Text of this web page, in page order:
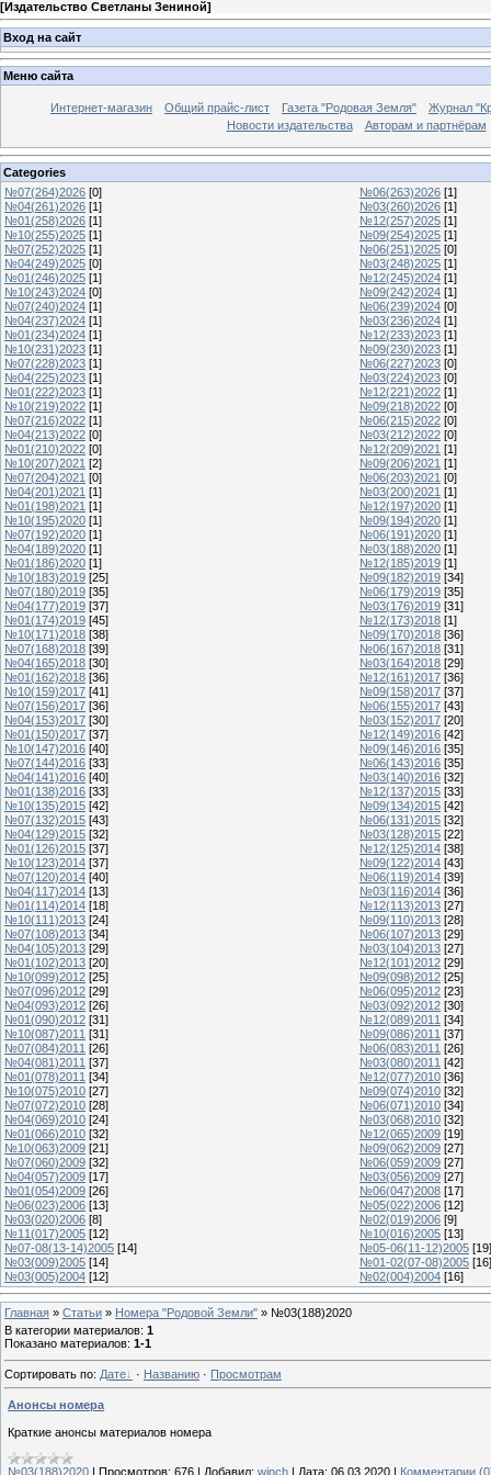
[Издательство Светланы Зениной]
Вход на сайт
Меню сайта
Интернет-магазин Общий прайс-лист Газета "Родовая Земля"
Журнал
Новости издательства
Авторам и партнёрам
Categories
№07(264)2026 [0] №06(263)2026 [1]
№04(261)2026 [1] №03(260)2026 [1]
№01(258)2026 [1] №12(257)2025 [1]
№10(255)2025 [1] №09(254)2025 [1]
№07(252)2025 [1] №06(251)2025 [0]
№04(249)2025 [0] №03(248)2025 [1]
№01(246)2025 [1] №12(245)2024 [1]
№10(243)2024 [0] №09(242)2024 [1]
№07(240)2024 [1] №06(239)2024 [0]
№04(237)2024 [1] №03(236)2024 [1]
№01(234)2024 [1] №12(233)2023 [1]
№10(231)2023 [1] №09(230)2023 [1]
№07(228)2023 [1] №06(227)2023 [0]
№04(225)2023 [1] №03(224)2023 [0]
№01(222)2023 [1] №12(221)2022 [1]
№10(219)2022 [1] №09(218)2022 [0]
№07(216)2022 [1] №06(215)2022 [0]
№04(213)2022 [0] №03(212)2022 [0]
№01(210)2022 [0] №12(209)2021 [1]
№10(207)2021 [2] №09(206)2021 [1]
№07(204)2021 [0] №06(203)2021 [0]
№04(201)2021 [1] №03(200)2021 [1]
№01(198)2021 [1] №12(197)2020 [1]
№10(195)2020 [1] №09(194)2020 [1]
№07(192)2020 [1] №06(191)2020 [1]
№04(189)2020 [1] №03(188)2020 [1]
№01(186)2020 [1] №12(185)2019 [1]
№10(183)2019 [25] №09(182)2019 [34]
№07(180)2019 [35] №06(179)2019 [35]
№04(177)2019 [37] №03(176)2019 [31]
№01(174)2019 [45] №12(173)2018 [1]
№10(171)2018 [38] №09(170)2018 [36]
№07(168)2018 [39] №06(167)2018 [31]
№04(165)2018 [30] №03(164)2018 [29]
№01(162)2018 [36] №12(161)2017 [36]
№10(159)2017 [41] №09(158)2017 [37]
№07(156)2017 [36] №06(155)2017 [43]
№04(153)2017 [30] №03(152)2017 [20]
№01(150)2017 [37] №12(149)2016 [42]
№10(147)2016 [40] №09(146)2016 [35]
№07(144)2016 [33] №06(143)2016 [35]
№04(141)2016 [40] №03(140)2016 [32]
№01(138)2016 [33] №12(137)2015 [33]
№10(135)2015 [42] №09(134)2015 [42]
№07(132)2015 [43] №06(131)2015 [32]
№04(129)2015 [32] №03(128)2015 [22]
№01(126)2015 [37] №12(125)2014 [38]
№10(123)2014 [37] №09(122)2014 [43]
№07(120)2014 [40] №06(119)2014 [39]
№04(117)2014 [13] №03(116)2014 [36]
№01(114)2014 [18] №12(113)2013 [27]
№10(111)2013 [24] №09(110)2013 [28]
№07(108)2013 [34] №06(107)2013 [29]
№04(105)2013 [29] №03(104)2013 [27]
№01(102)2013 [20] №12(101)2012 [29]
№10(099)2012 [25] №09(098)2012 [25]
№07(096)2012 [29] №06(095)2012 [23]
№04(093)2012 [26] №03(092)2012 [30]
№01(090)2012 [31] №12(089)2011 [34]
№10(087)2011 [31] №09(086)2011 [37]
№07(084)2011 [26] №06(083)2011 [26]
№04(081)2011 [37] №03(080)2011 [42]
№01(078)2011 [34] №12(077)2010 [36]
№10(075)2010 [27] №09(074)2010 [32]
№07(072)2010 [28] №06(071)2010 [34]
№04(069)2010 [24] №03(068)2010 [32]
№01(066)2010 [32] №12(065)2009 [19]
№10(063)2009 [21] №09(062)2009 [27]
№07(060)2009 [32] №06(059)2009 [27]
№04(057)2009 [17] №03(056)2009 [27]
№01(054)2009 [26] №06(047)2008 [17]
№06(023)2006 [13] №05(022)2006 [12]
№03(020)2006 [8] №02(019)2006 [9]
№11(017)2005 [12] №10(016)2005 [13]
№07-08(13-14)2005 [14] №05-06(11-12)2005 [19]
№03(009)2005 [14] №01-02(07-08)2005 [16]
№03(005)2004 [12] №02(004)2004 [16]
Главная » Статьи » Номера "Родовой Земли" » №03(188)2020
В категории материалов: 1
Показано материалов: 1-1
Сортировать по: Дате · Названию · Просмотрам
Анонсы номера
Краткие анонсы материалов номера
№03(188)2020 Просмотров: 676 Добавил: winch Дата: 06.03.2020 Комментарии